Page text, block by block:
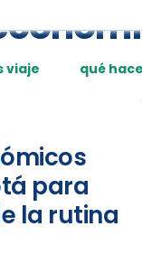
viaje qué
para
la rutina